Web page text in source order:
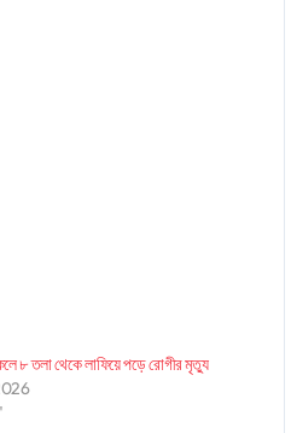
৮ তলা থেকে লাফিয়ে পড়ে রোগীর মৃত্যু